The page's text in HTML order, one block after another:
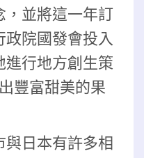
，並將這一年訂
院國發會投入
進行地方創生策
豐富甜美的果
與日本有許多相